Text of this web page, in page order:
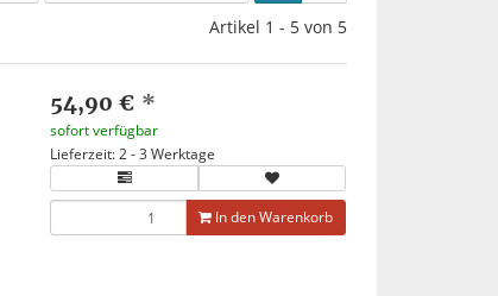
Artikel 1 - 5 von 5
54,90 € *
sofort verfügbar
Lieferzeit: 2 - 3 Werktage
In den Warenkorb